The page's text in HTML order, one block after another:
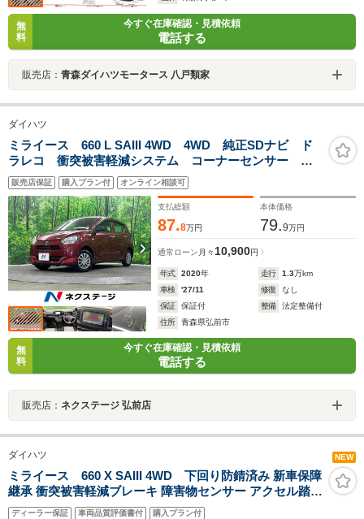
無
料
今すぐ在庫確認・見積依頼
電話する
販売店： 青森ダイハツモータース 八戸類家
ダイハツ
ミライース 660 L SAIII 4WD 4WD 純正SDナビ ド
ラレコ 衝突被害軽減システム コーナーセンサー
Bluetooth CD DVD再生 フルセグ
販売店保証 購入プラン付 オンライン相談可
支払総額
87.8万円
本体価格
79.9万円
通常ローン 月々 10,900円
年式 2020年 走行 1.3万km
車検
'27/11 修復
なし
保証
保証付 整備
法定整備付
住所
青森県弘前市
無
料
今すぐ在庫確認・見積依頼
電話する
販売店： ネクステージ 弘前店
ダイハツ NEW
ミライース 660 X SAIII 4WD 下回り防錆済み 新車保障
継承 衝突被害軽減ブレーキ 障害物センサー アクセル踏み
間違い防止装置
ディーラー保証 車両品質評価書付 購入プラン付